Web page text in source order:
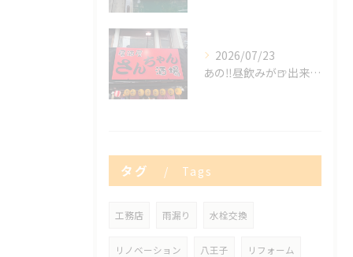
2026/07/23
あの‼️昼飲みが🍺出来る😍✨
タグ Tags
工務店 雨漏り 水栓交換
リノベーション 八王子 リフォーム